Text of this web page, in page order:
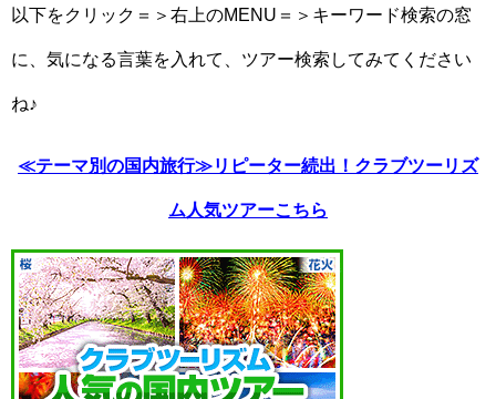
以下をクリック＝＞右上のMENU＝＞キーワード検索の窓
に、気になる言葉を入れて、ツアー検索してみてください
ね♪
≪テーマ別の国内旅行≫リピーター続出！クラブツーリズ
ム人気ツアーこちら